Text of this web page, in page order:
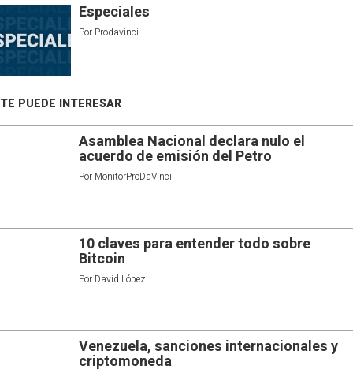
Especiales
Por Prodavinci
TE PUEDE INTERESAR
Asamblea Nacional declara nulo el
acuerdo de emisión del Petro
Por MonitorProDaVinci
10 claves para entender todo sobre
Bitcoin
Por David López
Venezuela, sanciones internacionales y
criptomoneda